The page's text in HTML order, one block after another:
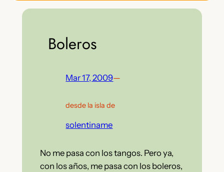
Boleros
Mar 17, 2009—
desde la isla de
solentiname
No me pasa con los tangos. Pero ya,
con los años, me pasa con los boleros,